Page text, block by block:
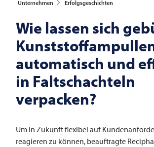
Unternehmen Erfolgsgeschichten
Wie lassen sich
automatisch und
in Faltschachteln
verpacken?
Um in Zukunft flexibel auf
reagieren zu können, beauftragte